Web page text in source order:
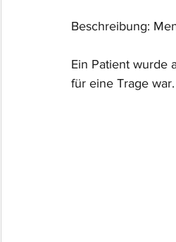
Beschreibung:
Ein Patient wurde
für eine Trage war.